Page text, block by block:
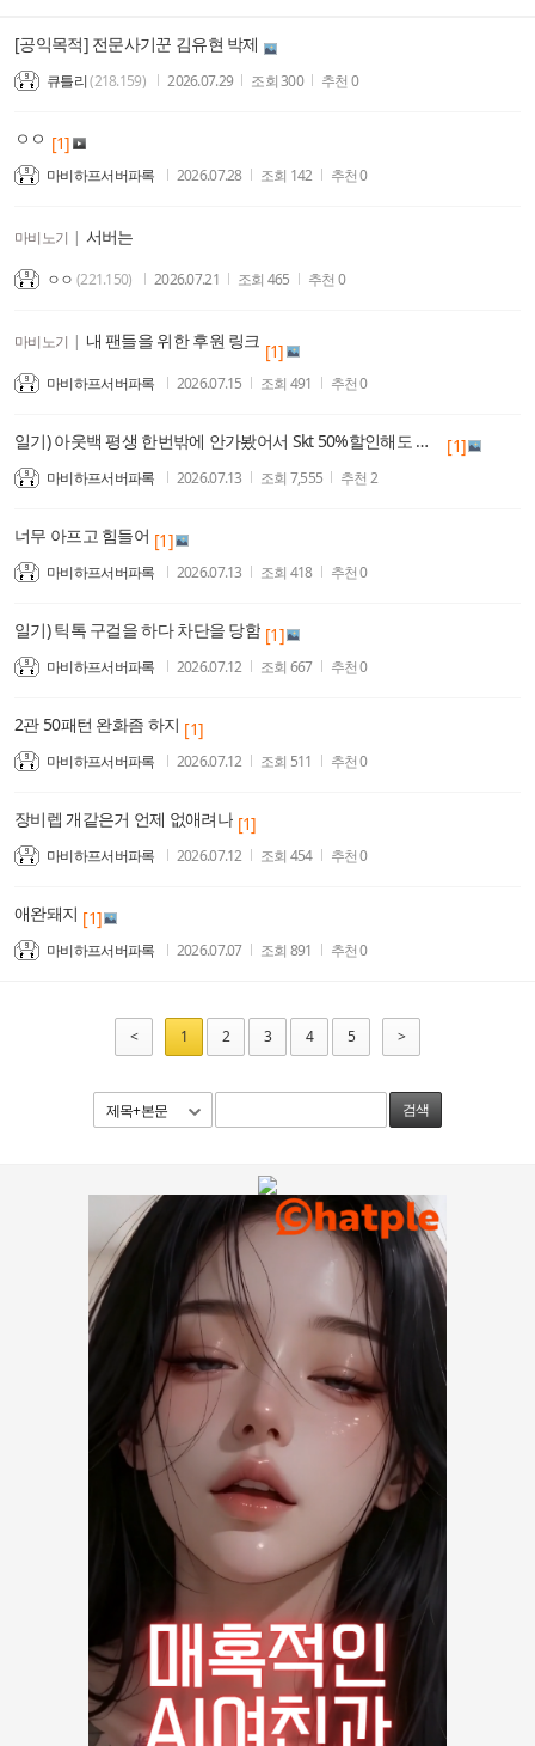
[공익목적] 전문사기꾼 김유현 박제
큐틀리(218.159) 2026.07.29 조회300 추천 0
ㅇㅇ [1]
마비하프서버파록 2026.07.28 조회 142 추천0
마비노기 | 서버는
ㅇㅇ (221.150) 2026.07.21 조회 465 추천 0
마비노기 | 내 팬들을 위한 후원 링크 [1]
마비하프서버파록 2026.07.15 조회 491 추천0
일기) 아웃백 평생 한번밖에 안가봤어서 Skt 50%할인해도 잘몰라서 안감 [1]
마비하프서버파록 2026.07.13 조회 7,555 추천 2
너무 아프고 힘들어 [1]
마비하프서버파록 2026.07.13 조회 418 추천0
일기) 틱톡 구걸을 하다 차단을 당함 [1]
마비하프서버파록 2026.07.12 조회 667 추천0
2관 50패턴 완화좀 하지 [1]
마비하프서버파록 2026.07.12 조회 511 추천0
장비렙 개같은거 언제 없애려나 [1]
마비하프서버파록 2026.07.12 조회 454 추천0
애완돼지 [1]
마비하프서버파록 2026.07.07 조회 891 추천0
< 1 2 3 4 5 >
제목+본문 검색